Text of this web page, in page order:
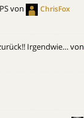
von ChrisFox
Irgendwie…von